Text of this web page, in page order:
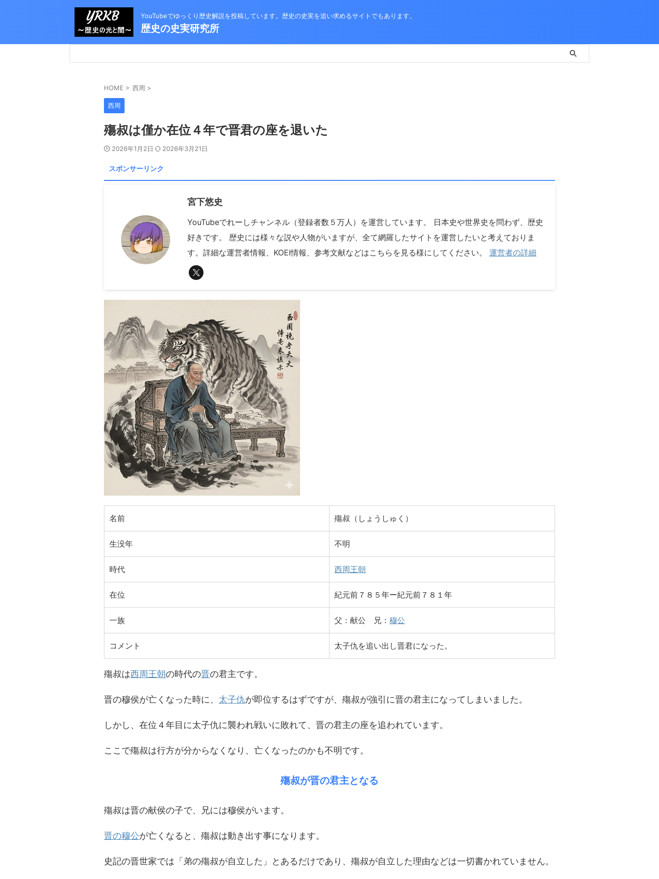
YouTubeでゆっくり歴史解説を投稿しています。歴史の史実を追い求めるサイトでもあります。
歴史の史実研究所
HOME > 西周 >
西周
殤叔は僅か在位４年で晋君の座を退いた
2026年1月2日 2026年3月21日
スポンサーリンク
宮下悠史
YouTubeでれーしチャンネル（登録者数５万人）を運営しています。 日本史や世界史を問わず、歴史
好きです。 歴史には様々な説や人物がいますが、全て網羅したサイトを運営したいと考えておりま
す。詳細な運営者情報、KOEI情報、参考文献などはこちらを見る様にしてください。 運営者の詳細
名前 殤叔（しょうしゅく）
生没年 不明
時代 西周王朝
在位 紀元前７８５年ー紀元前７８１年
一族 父：献公 兄： 穆公
コメント 太子仇を追い出し晋君になった。
殤叔は西周王朝の時代の晋の君主です。
晋の穆侯が亡くなった時に、 太子仇が即位するはずですが、殤叔が強引に晋の君主になってしまいました。
しかし、在位４年目に太子仇に襲われ戦いに敗れて、晋の君主の座を追われています。
ここで殤叔は行方が分からなくなり、亡くなったのかも不明です。
殤叔が晋の君主となる
殤叔は晋の献侯の子で、兄には穆侯がいます。
晋の穆公が亡くなると、殤叔は動き出す事になります。
史記の晋世家では「弟の殤叔が自立した」とあるだけであり、殤叔が自立した理由などは一切書かれていません。